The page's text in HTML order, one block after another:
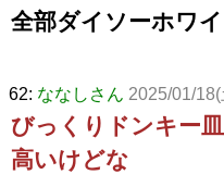
全部ダイソーホワ
62: ななしさん 2025/01/
びっくりドンキー
高いけどな